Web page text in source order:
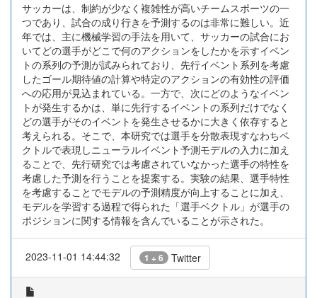
サッカーは、制約が少なく複雑性が高いチームスポーツの一
つであり、試合の成り行きを予測するのは非常に難しい。近
年では、主に機械学習の手法を用いて、サッカーの試合にお
いてどの選手がどこで何のアクションをしたかを示すイベン
トの系列の予測が試みられており、先行イベント系列を考慮
したゴール期待値の計算や特定のアクションの有効性の評価
への応用が見込まれている。一方で、次にどのようなイベン
トが発生するかは、単に先行するイベントの系列だけでなく
どの選手がそのイベントを発生させるかに大きく依存すると
考えられる。そこで、本研究では選手を分散表現すなわちベ
クトルで表現しニューラルイベント予測モデルの入力に加え
ることで、先行研究では考慮されていなかった選手の特性を
考慮した予測を行うことを提案する。実験の結果、選手特性
を考慮することでモデルの予測精度が向上することに加え、
モデルを学習する過程で得られた「選手ベクトル」が選手の
ポジションに関する情報を含んでいることが示された。
2023-11-01 14:44:32 1 + 6 Twitter